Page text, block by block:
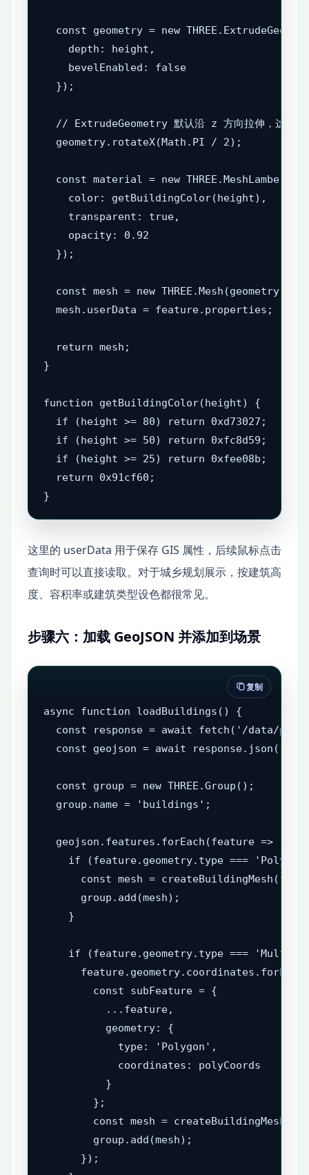
const geometry = new
    depth: height,
    bevelEnabled: false
  });
// ExtrudeGeometry 默认沿 z 方向拉伸，这里旋
  geometry.rotateX(Math.PI / 2);
const material = new
    color: getBuildingColor(height),
    transparent: true,
    opacity: 0.92
  });
const mesh = new THREE.Mesh(geometry,
  mesh.userData = feature.properties;
  return mesh;
}
function getBuildingColor(height) {
  if (height >= 80) return 0xd73027;
  if (height >= 50) return 0xfc8d59;
  if (height >= 25) return 0xfee08b;
  return 0x91cf60;
}
这里的 userData 用于保存 GIS 属性，后续鼠标点击
查询时可以直接读取。对于城乡规划展示，按建筑高
度、容积率或建筑类型设色都很常见。
步骤六：加载 GeoJSON 并添加到场景
async function loadBuildings() {
const response = await fetch('/data/
  const geojson = await response.json();
  const group = new THREE.Group();
  group.name = 'buildings';
  geojson.features.forEach(feature => {
if (feature.geometry.type ===
const mesh =
      group.add(mesh);
    }
if (feature.geometry.type ===
        const subFeature = {
          ...feature,
          geometry: {
            type: 'Polygon',
            coordinates: polyCoords
          }
        };
const mesh =
        group.add(mesh);
      });
复制